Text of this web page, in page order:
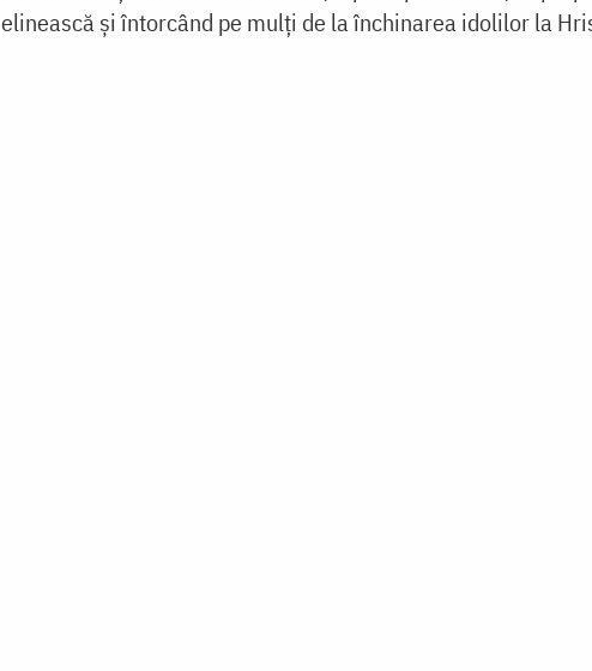
elinească și întorcând pe mulți de la închinarea idolilor la